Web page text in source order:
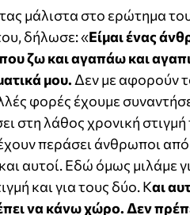
μάλιστα στο ερώτημα
δήλωσε: «Είμαι ένας
ζω και αγαπάω και
μου. Δεν με αφορούν
φορές έχουμε
στη λάθος χρονική
περάσει άνθρωποι
αυτοί. Εδώ όμως μιλάμε
και για τους δύο. Και
να κάνω χώρο. Δεν